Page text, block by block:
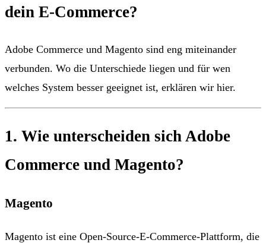
dein E-Commerce?
Adobe Commerce und Magento sind eng miteinander
verbunden. Wo die Unterschiede liegen und für wen
welches System besser geeignet ist, erklären wir hier.
1. Wie unterscheiden sich Adobe
Commerce und Magento?
Magento
Magento ist eine Open-Source-E-Commerce-Plattform, die